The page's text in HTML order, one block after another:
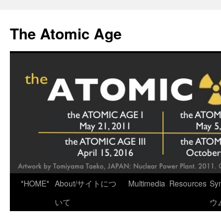
content
The Atomic Age
*HOME* About/サイトにつ
いて
Multimedia Resources
ウ